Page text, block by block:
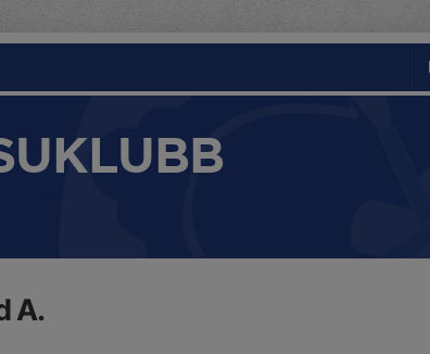
A.